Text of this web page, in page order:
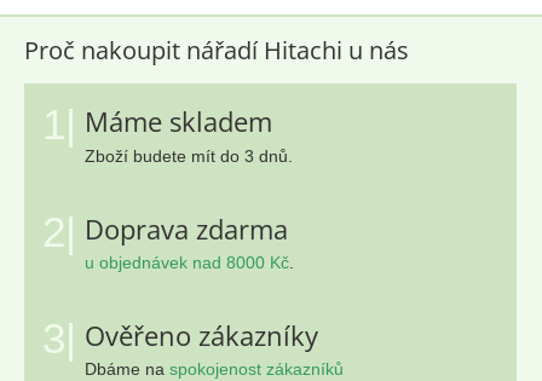
Proč nakoupit nářadí Hitachi u nás
1| Máme skladem
Zboží budete mít do 3 dnů.
2| Doprava zdarma
u objednávek nad 8000 Kč.
3| Ověřeno zákazníky
Dbáme na spokojenost zákazníků